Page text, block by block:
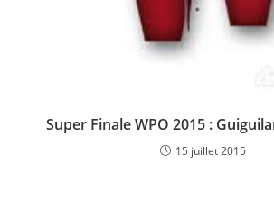
Super Finale WPO 2015 :
15 juillet 2015